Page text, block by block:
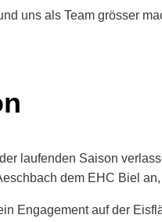
uns als Team grösser
laufenden Saison
dem EHC Biel
Engagement auf der